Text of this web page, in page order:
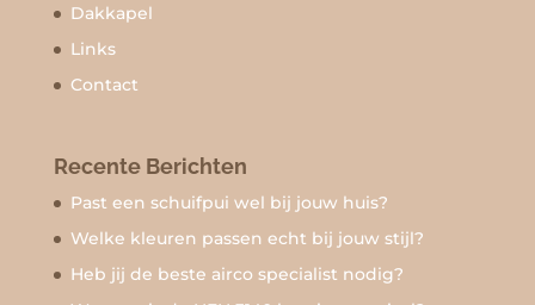
Dakkapel
Links
Contact
Recente Berichten
Past een schuifpui wel bij jouw huis?
Welke kleuren passen echt bij jouw stijl?
Heb jij de beste airco specialist nodig?